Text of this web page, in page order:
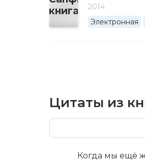
2014
Электронная
Цитаты из
Когда мы ещё